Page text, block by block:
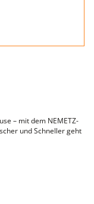
– mit dem NEMETZ-
und Schneller geht